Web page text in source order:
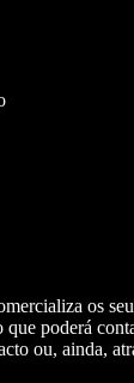
os
poderá
ou, ainda,